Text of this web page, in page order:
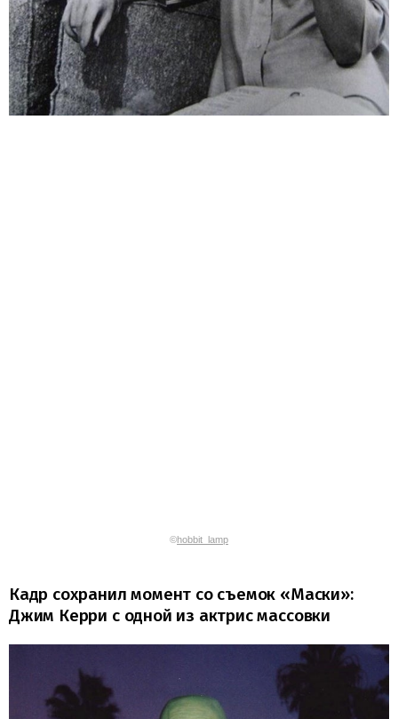
©hobbit_lamp
Кадр сохранил момент со съемок «Маски»:
Джим Керри с одной из актрис массовки